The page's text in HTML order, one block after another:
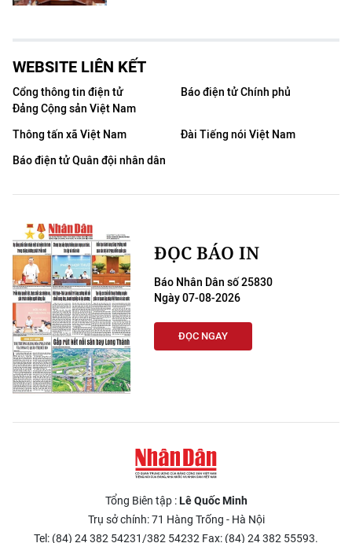
WEBSITE LIÊN KẾT
Cổng thông tin điện tử
Đảng Cộng sản Việt Nam
Báo điện tử Chính phủ
Thông tấn xã Việt Nam
Đài Tiếng nói Việt Nam
Báo điện tử Quân đội nhân dân
ĐỌC BÁO IN
Báo Nhân Dân số 25830
Ngày 07-08-2026
ĐỌC NGAY
Tổng Biên tập :Lê Quốc Minh
Trụ sở chính: 71 Hàng Trống - Hà Nội
Tel: (84) 24 382 54231/382 54232 Fax: (84) 24 382 55593.